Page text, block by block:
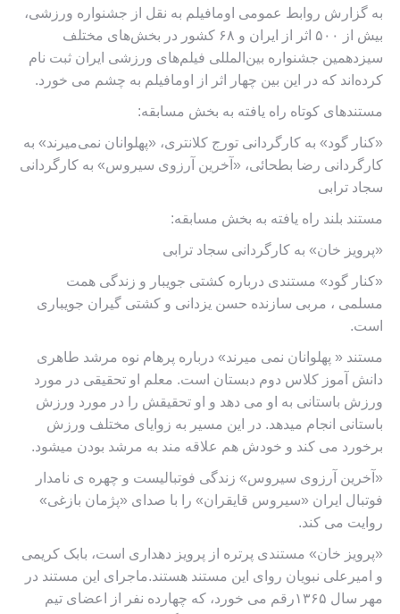
به گزارش روابط عمومی اومافیلم به نقل از جشنواره ورزشی،
بیش از ۵۰۰ اثر از ایران و ۶۸ کشور در بخش‌های مختلف
سیزدهمین جشنواره بین‌المللی فیلم‌های ورزشی ایران ثبت نام
کرده‌اند که در این بین چهار اثر از اومافیلم به چشم می خورد.
مستندهای کوتاه راه یافته به بخش مسابقه:
«کنار گود» به کارگردانی تورج کلانتری، «پهلوانان نمی‌میرند» به
کارگردانی رضا بطحائی، «آخرین آرزوی سیروس» به کارگردانی
سجاد ترابی
مستند بلند راه یافته به بخش مسابقه:
«پرویز خان» به کارگردانی سجاد ترابی
«کنار گود» مستندی درباره کشتی جویبار و زندگی همت
مسلمی ، مربی سازنده حسن یزدانی و کشتی گیران جویباری
است.
مستند « پهلوانان نمی میرند» درباره پرهام نوه مرشد طاهری
دانش آموز کلاس دوم دبستان است. معلم او تحقیقی در مورد
ورزش باستانی به او می دهد و او تحقیقش را در مورد ورزش
باستانی انجام میدهد. در این مسیر به زوایای مختلف ورزش
برخورد می کند و خودش هم علاقه مند به مرشد بودن میشود.
«آخرین آرزوی سیروس» زندگی فوتبالیست و چهره ی نامدار
فوتبال ایران «سیروس قایقران» را با صدای «پژمان بازغی»
روایت می کند.
«پرویز خان» مستندی پرتره از پرویز دهداری است، بابک کریمی
و امیرعلی نبویان روای این مستند هستند.ماجرای این مستند در
مهر سال ۱۳۶۵رقم می خورد، که چهارده نفر از اعضای تیم